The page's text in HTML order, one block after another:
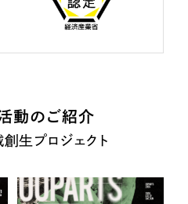
動のご紹介
生プロジェクト